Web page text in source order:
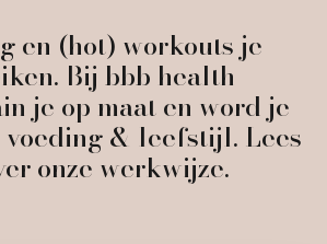
en (hot) workouts je
Bij bbb health
je op maat en word je
voeding & leefstijl. Lees
onze werkwijze.